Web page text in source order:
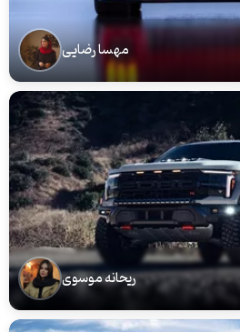
مهسا رضایی
ریحانه موسوی